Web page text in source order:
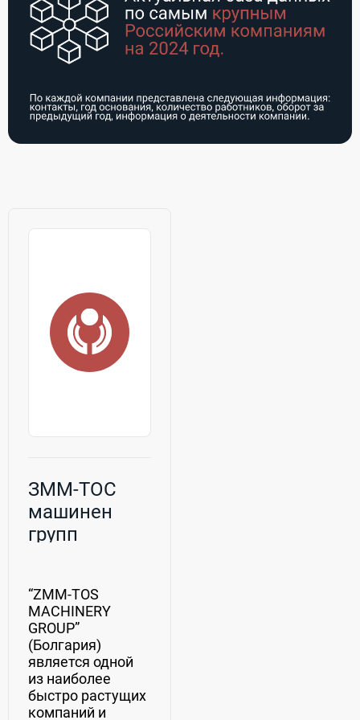
ЗММ-ТОС
машинен
групп
“ZMM-TOS
MACHINERY
GROUP”
(Болгария)
является одной
из наиболее
быстро растущих
компаний и